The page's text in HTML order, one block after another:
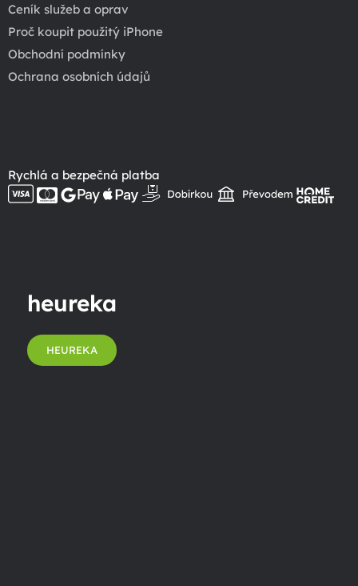
Ceník služeb a oprav
Proč koupit použitý iPhone
Obchodní podmínky
Ochrana osobních údajů
Rychlá a bezpečná platba
heureka
HEUREKA